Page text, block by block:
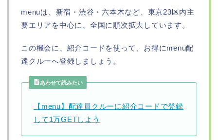
menuは、新宿・渋谷・六本木など、東京23区内主
要エリアを中心に、全国に順次拡大しています。
この機会に、紹介コードを使って、お得にmenu配
達クルーへ登録しましょう。
あわせて読みたい
【menu】配達員クルーに紹介コードで登録
して1万GETしよう